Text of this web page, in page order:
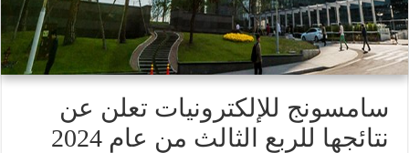
سامسونج للإلكترونيات تعلن عن
نتائجها للربع الثالث من عام 2024